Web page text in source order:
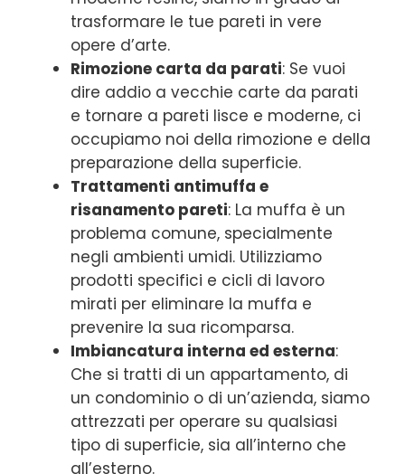
trasformare le tue pareti in vere
opere d’arte.
Rimozione carta da parati: Se vuoi
dire addio a vecchie carte da parati
e tornare a pareti lisce e moderne, ci
occupiamo noi della rimozione e della
preparazione della superficie.
Trattamenti antimuffa e
risanamento pareti: La muffa è un
problema comune, specialmente
negli ambienti umidi. Utilizziamo
prodotti specifici e cicli di lavoro
mirati per eliminare la muffa e
prevenire la sua ricomparsa.
Imbiancatura interna ed esterna:
Che si tratti di un appartamento, di
un condominio o di un’azienda, siamo
attrezzati per operare su qualsiasi
tipo di superficie, sia all’interno che
all’esterno.